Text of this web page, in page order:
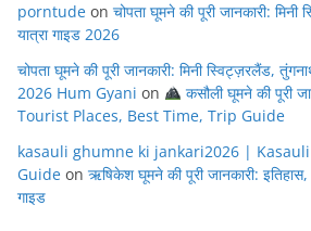
porntude on चोपता घूमने की पूरी जानकारी:
यात्रा गाइड 2026
चोपता घूमने की पूरी जानकारी: मिनी स्विट्ज़रलैंड,
2026 Hum Gyani on
कसौली घूमने की पूरी
Tourist Places, Best Time, Trip Guide
kasauli ghumne ki jankari2026 |
Guide on ऋषिकेश घूमने की पूरी जानकारी:
गाइड